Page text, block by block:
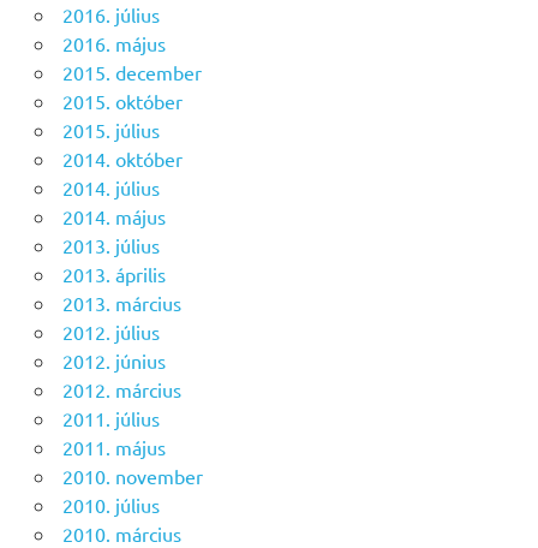
2016. július
2016. május
2015. december
2015. október
2015. július
2014. október
2014. július
2014. május
2013. július
2013. április
2013. március
2012. július
2012. június
2012. március
2011. július
2011. május
2010. november
2010. július
2010. március